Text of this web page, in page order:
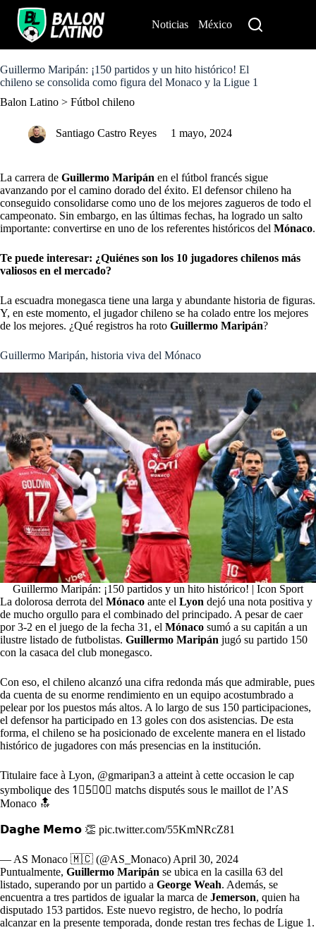
o
c
n
Noticias México
Guillermo Maripán: ¡150 partidos y un hito histórico! El
chileno se consolida como figura del Monaco y la Ligue 1
Balon Latino > Fútbol chileno
Santiago Castro Reyes 1 mayo, 2024
La carrera de Guillermo Maripán en el fútbol francés sigue
avanzando por el camino dorado del éxito. El defensorchileno ha
conseguido consolidarse como uno de los mejores zagueros de todo el
campeonato. Sin embargo, en las últimas fechas, ha logrado un salto
importante: convertirse en uno de los referentes históricos del Mónaco.
Te puede interesar: ¿Quiénes son los 10 jugadores chilenos más
valiosos en el mercado?
La escuadra monegasca tiene una larga y abundante historia de figuras.
Y, en este momento, el jugador chileno se ha colado entre los mejores
de los mejores. ¿Qué registros ha roto Guillermo Maripán?
Guillermo Maripán, historia viva del Mónaco
Guillermo Maripán: ¡150 partidos y un hito histórico! | Icon Sport
La dolorosa derrota del Mónaco ante el Lyon dejó una nota positiva y
de mucho orgullo para el combinado del principado. A pesar de caer
por 3-2 en el juego de la fecha 31, el Mónaco sumó a su capitán a un
ilustre listado de futbolistas. Guillermo Maripán jugó su partido 150
con la casaca del club monegasco.
Con eso, el chileno alcanzó una cifra redonda más que admirable, pues
da cuenta de su enorme rendimiento en un equipo acostumbrado a
pelear por los puestos más altos. A lo largo de sus 150 participaciones,
el defensor ha participado en 13 goles con dos asistencias. De esta
forma, el chileno se ha posicionado de excelente manera en el listado
histórico de jugadores con más presencias en la institución.
Titulaire face à Lyon, @gmaripan3 a atteint à cette occasion le cap
symbolique des 1⃣5⃣0⃣ matchs disputés sous le maillot de l’AS
Monaco 🔝
𝗗𝗮𝗴𝗵𝗲 𝗠𝗲𝗺𝗼 👏 pic.twitter.com/55KmNRcZ81
— AS Monaco 🇲🇨 (@AS_Monaco)April 30, 2024
Puntualmente, Guillermo Maripán se ubica en la casilla 63 del
listado, superando por un partido a George Weah. Además, se
encuentra a tres partidos de igualar la marca de Jemerson, quien ha
disputado 153 partidos. Este nuevo registro, de hecho, lo podría
alcanzar en la presente temporada, donde restan tres fechas de Ligue 1.